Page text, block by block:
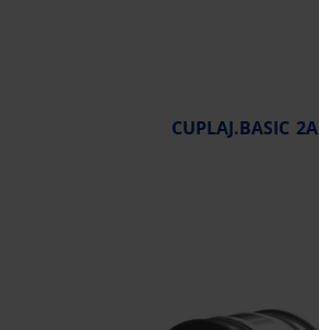
CUPLAJ.BASIC 2A